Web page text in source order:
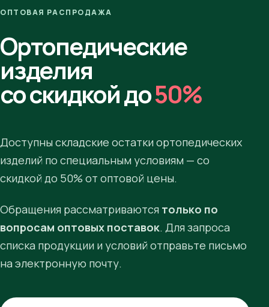
ОПТОВАЯ РАСПРОДАЖА
Ортопедические
изделия
со скидкой до50%
Доступны складские остатки ортопедических
изделий по специальным условиям — со
скидкой до 50% от оптовой цены.
Обращения рассматриваются только по
вопросам оптовых поставок. Для запроса
списка продукции и условий отправьте письмо
на электронную почту.